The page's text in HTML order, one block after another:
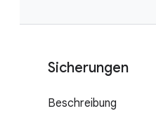
Sicherungen
Beschreibung